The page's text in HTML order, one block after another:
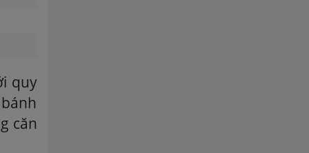
quy
căn
tráng